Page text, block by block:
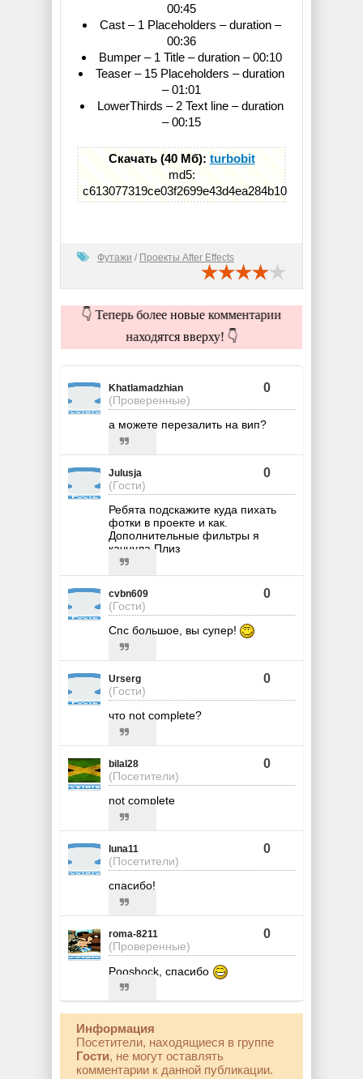
00:45
Cast – 1 Placeholders – duration –
00:36
Bumper – 1 Title – duration – 00:10
Teaser – 15 Placeholders – duration
– 01:01
LowerThirds – 2 Text line – duration
– 00:15
Скачать (40 Мб): turbobit
md5:
c613077319ce03f2699e43d4ea284b10
Футажи / Проекты After Effects
👇 Теперь более новые комментарии
находятся вверху! 👇
Khatlamadzhian
(Проверенные)
0
а можете перезалить на вип?
Julusja
(Гости)
0
Ребята подскажите куда пихать
фотки в проекте и как.
Дополнительные фильтры я
качнула Плиз
cvbn609
(Гости)
0
Спс большое, вы супер!
Urserg
(Гости)
0
что not complete?
bilal28
(Посетители)
0
not complete
luna11
(Посетители)
0
спасибо!
roma-8211
(Проверенные)
0
Pooshock, спасибо
Информация
Посетители, находящиеся в группе
Гости, не могут оставлять
комментарии к данной публикации.